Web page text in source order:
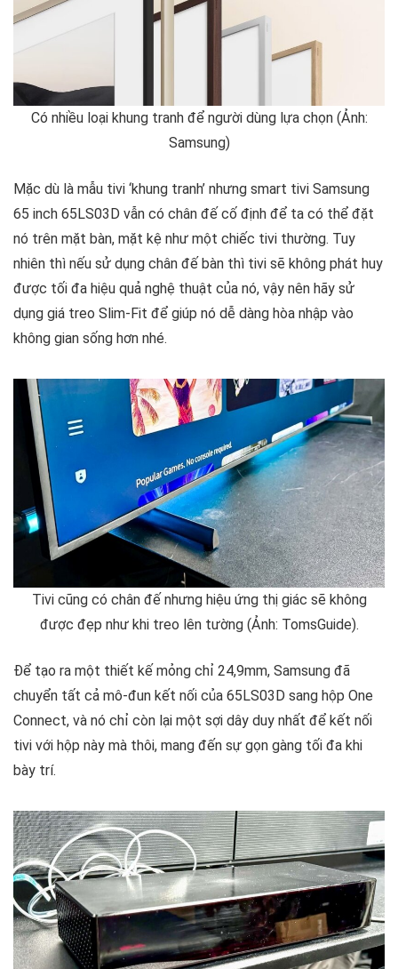
Có nhiều loại khung tranh để người dùng lựa chọn (Ảnh:
Samsung)
Mặc dù là mẫu tivi ‘khung tranh’ nhưng smart tivi Samsung
65 inch 65LS03D vẫn có chân đế cố định để ta có thể đặt
nó trên mặt bàn, mặt kệ như một chiếc tivi thường. Tuy
nhiên thì nếu sử dụng chân đế bàn thì tivi sẽ không phát huy
được tối đa hiệu quả nghệ thuật của nó, vậy nên hãy sử
dụng giá treo Slim-Fit để giúp nó dễ dàng hòa nhập vào
không gian sống hơn nhé.
Tivi cũng có chân đế nhưng hiệu ứng thị giác sẽ không
được đẹp như khi treo lên tường (Ảnh: TomsGuide).
Để tạo ra một thiết kế mỏng chỉ 24,9mm, Samsung đã
chuyển tất cả mô-đun kết nối của 65LS03D sang hộp One
Connect, và nó chỉ còn lại một sợi dây duy nhất để kết nối
tivi với hộp này mà thôi, mang đến sự gọn gàng tối đa khi
bày trí.